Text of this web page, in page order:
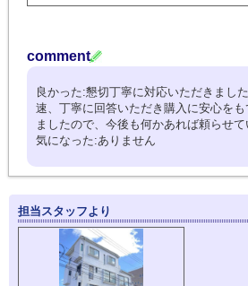
comment
良かった:懇切丁寧に対応いただきまし
速、丁寧に回答いただき購入に安心を
ましたので、今後も何かあれば頼らせて
気になった:ありません
担当スタッフより